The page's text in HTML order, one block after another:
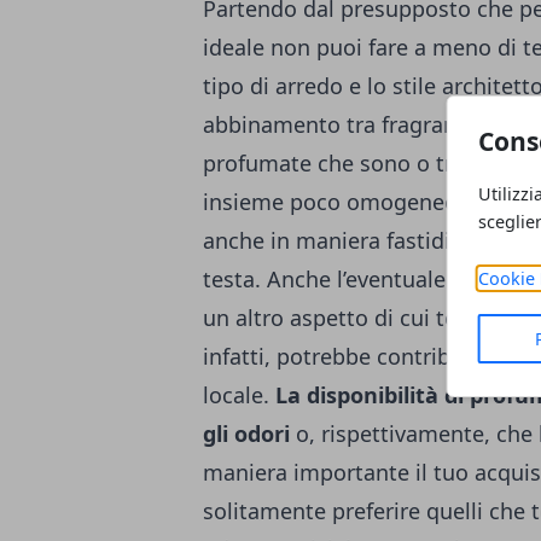
Cookie
Partendo dal presupposto che
ideale non puoi fare a meno di
tipo di arredo e lo stile
abbinamento tra fragranze
profumate che sono o troppo
insieme poco omogeneo, dove
anche in maniera fastidiosa,
testa. Anche l’eventuale
un altro aspetto di cui tenere
infatti, potrebbe contribuire a
locale. La disponibilità di
gli odori o, rispettivamente,
maniera importante il tuo
solitamente preferire quelli che